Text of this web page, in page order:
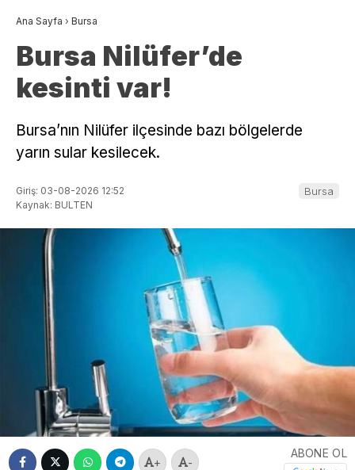
Ana Sayfa › Bursa
Bursa Nilüfer’de
kesinti var!
Bursa’nın Nilüfer ilçesinde bazı bölgelerde
yarın sular kesilecek.
Giriş: 03-08-2026 12:52
Kaynak: BULTEN
Bursa
+ -
ABONE OL